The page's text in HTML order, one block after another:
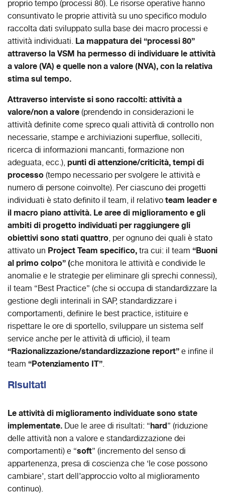
proprio tempo (processi 80). Le risorse operative hanno
consuntivato le proprie attività su uno specifico modulo
raccolta dati sviluppato sulla base dei macro processi e
attività individuati. La mappatura dei “processi 80”
attraverso la VSM ha permesso di individuare le attività
a valore (VA) e quelle non a valore (NVA), con la relativa
stima sul tempo.
Attraverso interviste si sono raccolti: attività a
valore/non a valore(prendendo in considerazioni le
attività definite come spreco quali attività di controllo non
necessarie, stampe e archiviazioni superflue, solleciti,
ricerca di informazioni mancanti, formazione non
adeguata, ecc.),punti di attenzione/criticità, tempi di
processo(tempo necessario per svolgere le attività e
numero di persone coinvolte). Per ciascuno dei progetti
individuati è stato definito il team, il relativoteam leader e
il macro piano attività. Le aree di miglioramento e gli
ambiti di progetto individuati per raggiungere gli
obiettivi sono stati quattro, per ognuno dei quali è stato
attivato un Project Team specifico,tra cui: il team “Buoni
al primo colpo” (che monitora le attività e condivide le
anomalie e le strategie per eliminare gli sprechi connessi),
il team “Best Practice” (che si occupa di standardizzare la
gestione degli interinali in SAP, standardizzare i
comportamenti, definire le best practice, istituire e
rispettare le ore di sportello, sviluppare un sistema self
service anche per le attività di ufficio), il team
“Razionalizzazione/standardizzazione report”e infine il
team “Potenziamento IT”.
Risultati
Le attività di miglioramento individuate sono state
implementate. Due le aree di risultati: “hard” (riduzione
delle attività non a valore e standardizzazione dei
comportamenti) e “soft” (incremento del senso di
appartenenza, presa di coscienza che ‘le cose possono
cambiare’, start dell’approccio volto al miglioramento
continuo).